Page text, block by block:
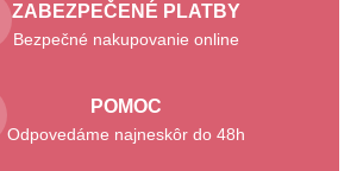
ZABEZPEČENÉ PLATBY
Bezpečné nakupovanie online
POMOC
Odpovedáme najneskôr do 48h